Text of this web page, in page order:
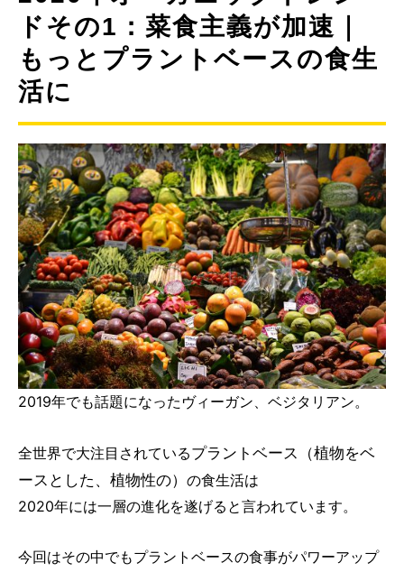
ドその1：菜食主義が加速｜
もっとプラントベースの食生
活に
2019年でも話題になったヴィーガン、ベジタリアン。
全世界で大注目されているプラントベース（植物をベ
ースとした、植物性の） の食生活は
2020年には一層の進化を遂げると言われています。
今回はその中でもプラントベースの食事がパワーアップ